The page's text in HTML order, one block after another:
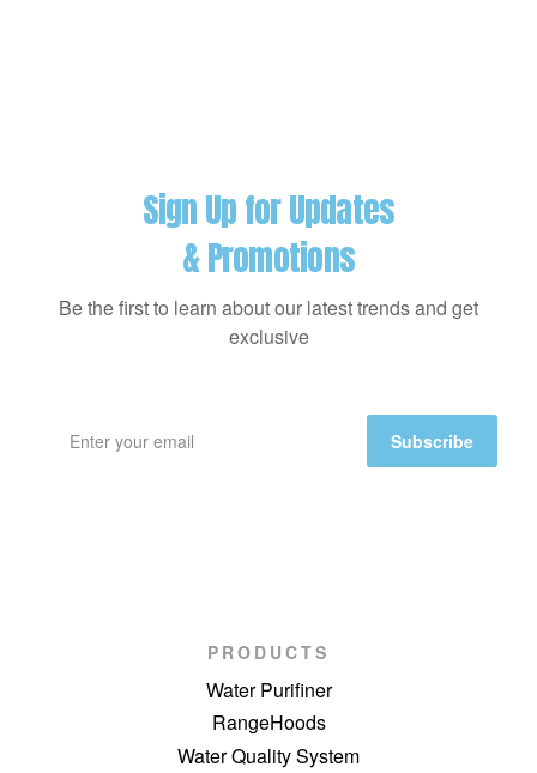
Sign Up for Updates
& Promotions
Be the first to learn about our latest trends and get
exclusive
Subscribe
PRODUCTS
Water Purifiner
RangeHoods
Water Quality System